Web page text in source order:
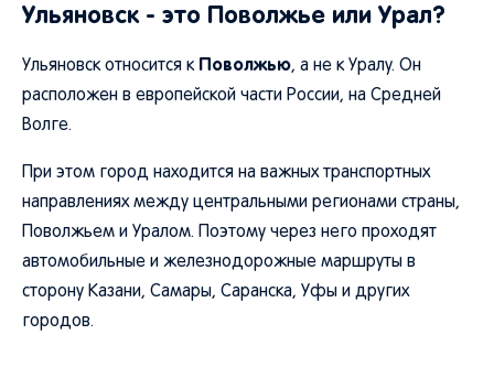
Ульяновск - это Поволжье или Урал?
Ульяновск относится к Поволжью, а не к Уралу. Он
расположен в европейской части России, на Средней
Волге.
При этом город находится на важных транспортных
направлениях между центральными регионами страны,
Поволжьем и Уралом. Поэтому через него проходят
автомобильные и железнодорожные маршруты в
сторону Казани, Самары, Саранска, Уфы и других
городов.